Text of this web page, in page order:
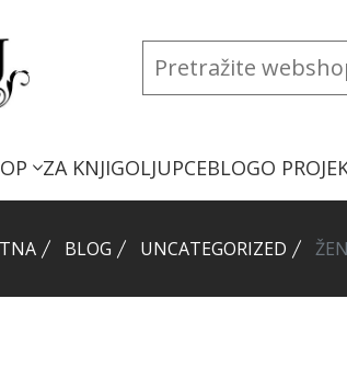
ZA KNJIGOLJUPCEBLOGO
BLOG UNCATEGORIZED